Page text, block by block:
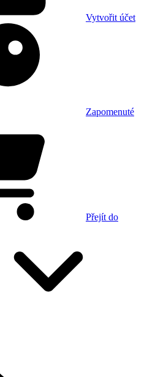
Vytvořit účet
Zapomenuté
Přejít do